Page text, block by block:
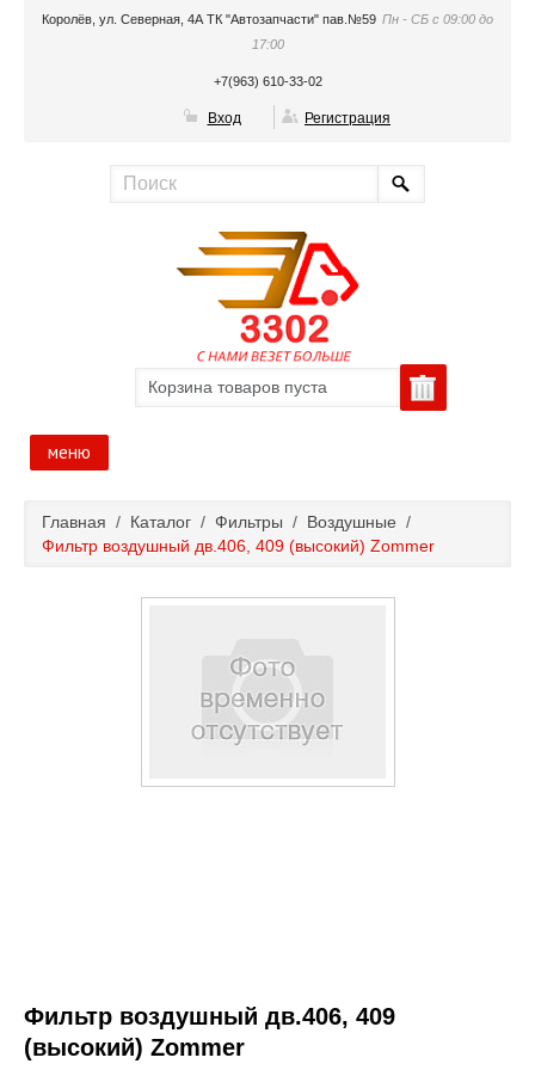
Королёв, ул. Северная, 4А ТК "Автозапчасти" пав.№59 Пн - СБ с 09:00 до
17:00
+7(963) 610-33-02
Вход Регистрация
Корзина товаров пуста
меню
Каталог
Главная / Каталог / Фильтры / Воздушные /
Фильтр воздушный дв.406, 409 (высокий) Zommer
Фильтр воздушный дв.406, 409
(высокий) Zommer